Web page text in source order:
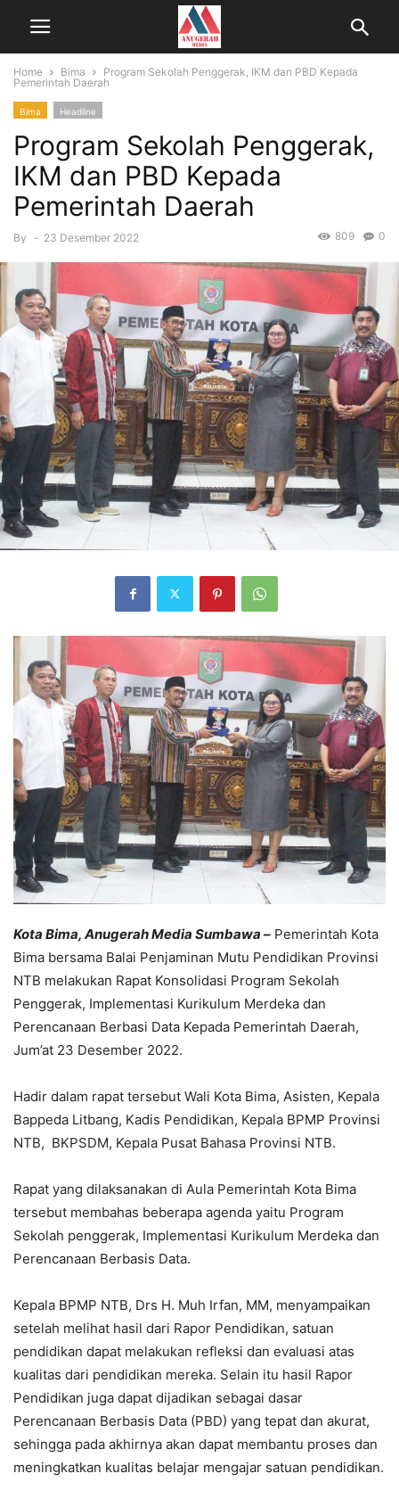
Home Bima
Program Sekolah Penggerak, IKM dan PBD Kepada
Pemerintah Daerah
Bima Headline
Program Sekolah Penggerak,
IKM dan PBD Kepada
Pemerintah Daerah
By - 23 Desember 2022 0
809
Kota Bima, Anugerah Media Sumbawa – Pemerintah Kota
Bima bersama Balai Penjaminan Mutu Pendidikan Provinsi
NTB melakukan Rapat Konsolidasi Program Sekolah
Penggerak, Implementasi Kurikulum Merdeka dan
Perencanaan Berbasi Data Kepada Pemerintah Daerah,
Jum’at 23 Desember 2022.
Hadir dalam rapat tersebut Wali Kota Bima, Asisten, Kepala
Bappeda Litbang, Kadis Pendidikan, Kepala BPMP Provinsi
NTB, BKPSDM, Kepala Pusat Bahasa Provinsi NTB.
Rapat yang dilaksanakan di Aula Pemerintah Kota Bima
tersebut membahas beberapa agenda yaitu Program
Sekolah penggerak, Implementasi Kurikulum Merdeka dan
Perencanaan Berbasis Data.
Kepala BPMP NTB, Drs H. Muh Irfan, MM, menyampaikan
setelah melihat hasil dari Rapor Pendidikan, satuan
pendidikan dapat melakukan refleksi dan evaluasi atas
kualitas dari pendidikan mereka. Selain itu hasil Rapor
Pendidikan juga dapat dijadikan sebagai dasar
Perencanaan Berbasis Data (PBD) yang tepat dan akurat,
sehingga pada akhirnya akan dapat membantu proses dan
meningkatkan kualitas belajar mengajar satuan pendidikan.